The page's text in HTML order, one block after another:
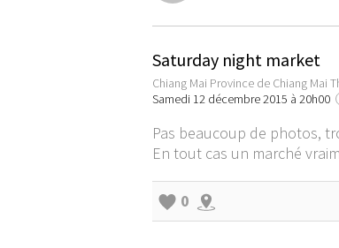
Saturday night market
Chiang Mai Province de Chiang Mai
Samedi 12 décembre 2015 à 20h00
Pas beaucoup de photos,
En tout cas un marché
0